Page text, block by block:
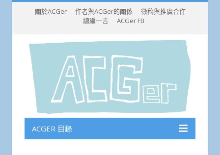
關於ACGer 作者與ACGer的關係
徵稿與推廣合作
總編一言
ACGer FB
ACGER 目錄